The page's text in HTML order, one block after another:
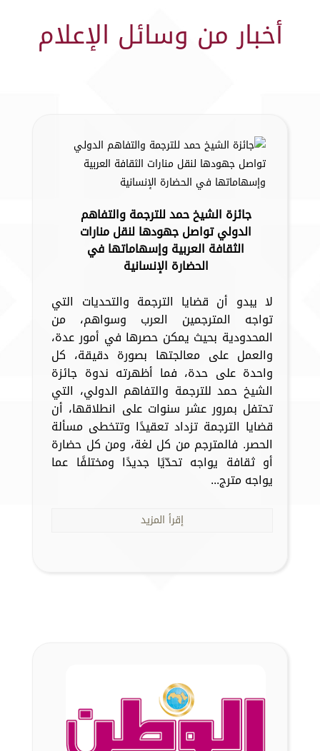
أخبار من وسائل الإعلام
جائزة الشيخ حمد للترجمة والتفاهم
الدولي تواصل جهودها لنقل منارات
الثقافة العربية وإسهاماتها في
الحضارة الإنسانية
لا يبدو أن قضايا الترجمة والتحديات التي
تواجه المترجمين العرب وسواهم، من
المحدودية بحيث يمكن حصرها في أمور عدة،
والعمل على معالجتها بصورة دقيقة، كل
واحدة على حدة، فما أظهرته ندوة جائزة
الشيخ حمد للترجمة والتفاهم الدولي، التي
تحتفل بمرور عشر سنوات على انطلاقها، أن
قضايا الترجمة تزداد تعقيدًا وتتخطى مسألة
الحصر. فالمترجم من كل لغة، ومن كل حضارة
أو ثقافة يواجه تحدّيًا جديدًا ومختلفًا عما
يواجه مترج...
إقرأ المزيد